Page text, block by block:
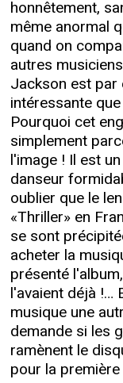
honnêtement,
même anormal
quand on
autres
Jackson est par
intéressante
Pourquoi cet
simplement
l'image ! Il est
danseur
oublier que le
«Thriller» en
se sont
acheter la
présenté
l'avaient déjà !…
musique une
demande si les
ramènent le
pour la